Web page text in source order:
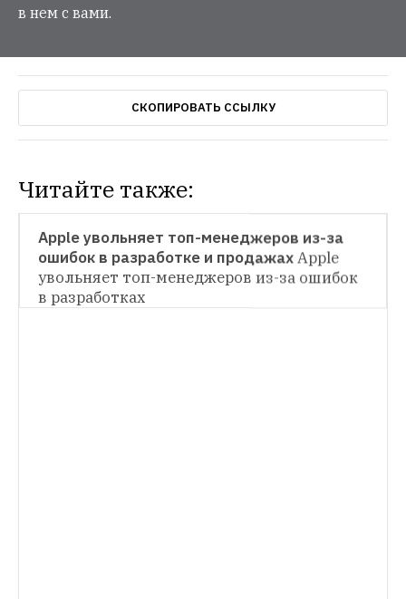
в нем с вами.
СКОПИРОВАТЬ ССЫЛКУ
Читайте также:
ПРОВАЛ ДНЯ
В Петербурге вместо памятника Стиву
HOPES & FEARS
Apple увольняет топ-менеджеров из-за
ошибок в разработке и продажахApple
увольняет топ-менеджеров из-за ошибок
в разработках